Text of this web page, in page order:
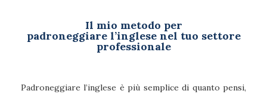
Il mio metodo per
padroneggiare l’inglese nel tuo settore
professionale
Padroneggiare l’inglese è più semplice di quanto pensi,